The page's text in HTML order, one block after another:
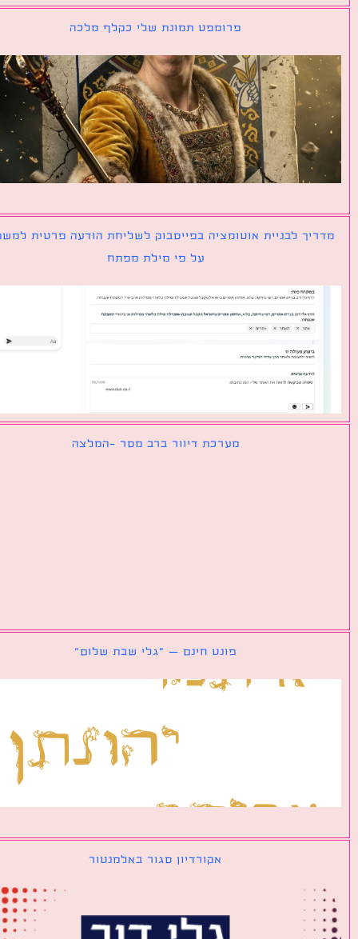
פרומפט תמונת שלי כקלף מלכה
לבניית אוטומציה בפייסבוק לשליחת הודעה פרטית למשתמש
על פי מילת מפתח
מערכת דיוור ברב מסר -המלצה
פונט חינם – ״גלי שבת שלום״
אקורדיון סגור באלמנטור